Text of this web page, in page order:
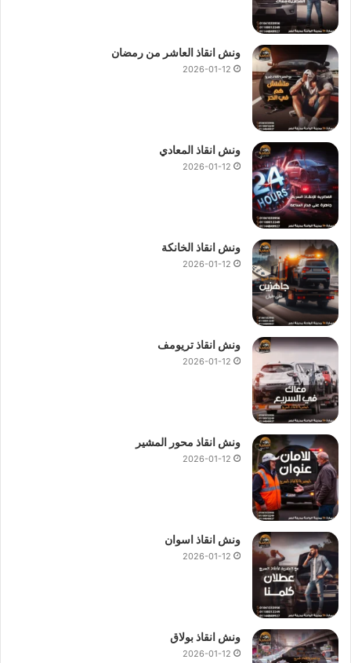
ونش انقاذ العاشر من رمضان
2026-01-12
ونش انقاذ المعادي
2026-01-12
ونش انقاذ الخانكة
2026-01-12
ونش انقاذ تريومف
2026-01-12
ونش انقاذ محور المشير
2026-01-12
ونش انقاذ اسوان
2026-01-12
ونش انقاذ بولاق
2026-01-12